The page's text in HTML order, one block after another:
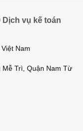
Dịch vụ kế toán
Nam
Trì, Quận Nam Từ